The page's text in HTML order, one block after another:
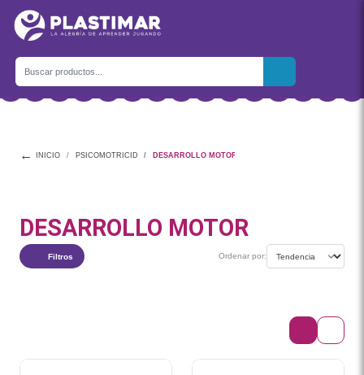
← INICIO PSICOMOTRICIDAD DESARROLLO MOTOR
DESARROLLO MOTOR
Filtros Ordenar por: